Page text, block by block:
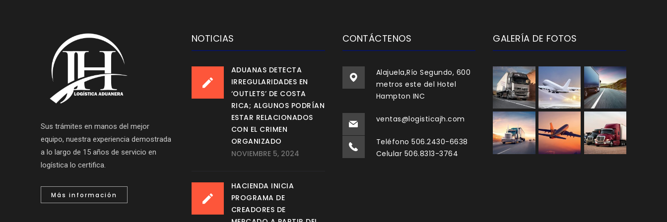
Sus trámites en manos del mejor
equipo, nuestra experiencia demostrada
a lo largo de 15 años de servicio en
logística lo certifica.
Más información
NOTICIAS
ADUANAS DETECTA
IRREGULARIDADES EN
‘OUTLETS’ DE COSTA
RICA; ALGUNOS PODRÍAN
ESTAR RELACIONADOS
CON EL CRIMEN
ORGANIZADO
NOVIEMBRE 5, 2024
HACIENDA INICIA
PROGRAMA DE
CREADORES DE
CONTÁCTENOS
Alajuela,Río Segundo, 600
metros este del Hotel
Hampton INC
ventas@logisticajh.com
Teléfono 506.2430-6638
Celular 506.8313-3764
GALERÍA DE FOTOS